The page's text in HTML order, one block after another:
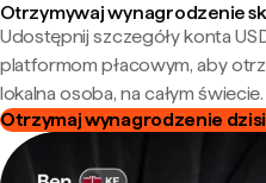
Otrzymywaj wynagrodzenie
Udostępnij szczegóły konta
platformom płacowym, aby
lokalna osoba, na całym świecie.
Otrzymaj wynagrodzenie